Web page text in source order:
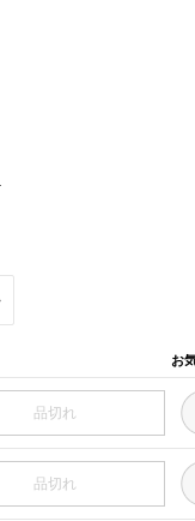
お
品切れ
品切れ